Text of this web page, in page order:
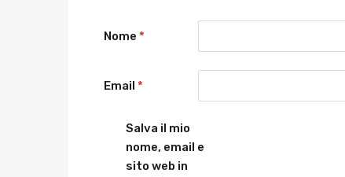
Nome *
Email *
Salva il mio
nome, email e
sito web in